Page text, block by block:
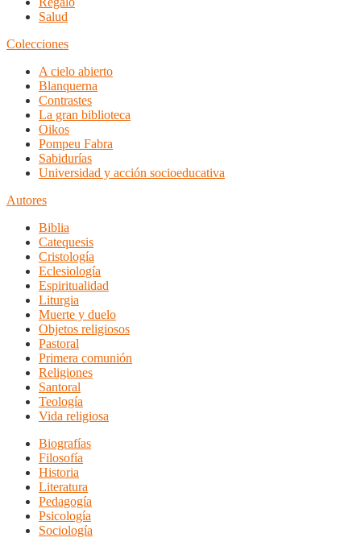
Salud
Colecciones
A cielo abierto
Blanquerna
Contrastes
La gran biblioteca
Oikos
Pompeu Fabra
Sabidurías
Universidad y acción socioeducativa
Autores
Biblia
Catequesis
Cristología
Eclesiología
Espiritualidad
Liturgia
Muerte y duelo
Objetos religiosos
Pastoral
Primera comunión
Religiones
Santoral
Teología
Vida religiosa
Biografías
Filosofía
Historia
Literatura
Pedagogía
Psicología
Sociología